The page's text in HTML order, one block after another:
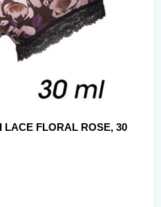
LACE FLORAL ROSE, 30